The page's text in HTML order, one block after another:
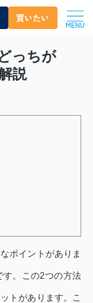
買いたい
MENU
っちが
説
ポイントがありま
。この2つの方法
トがあります。こ